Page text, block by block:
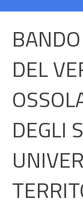
DEL
DEGLI